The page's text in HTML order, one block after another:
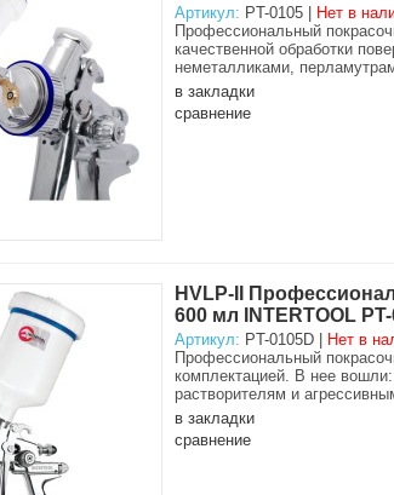
Артикул: PT-0105 |
Нет в
Профессиональный
качественной обработки
неметалликами,
в закладки
сравнение
HVLP-II
600 мл INTERTOOL
Артикул: PT-0105D |
Нет в
Профессиональный
комплектацией. В нее
растворителям и
в закладки
сравнение